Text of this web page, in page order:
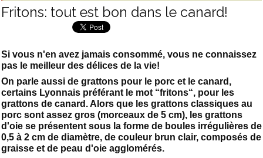
Fritons: tout est bon dans le canard!
Si vous n'en avez jamais consommé, vous ne connaissez
pas le meilleur des délices de la vie!
On parle aussi de grattons pour le porc et le canard,
certains Lyonnais préférant le mot “fritons“, pour les
grattons de canard. Alors que les grattons classiques au
porc sont assez gros (morceaux de 5 cm), les grattons
d'oie se présentent sous la forme de boules irrégulières de
0,5 à 2 cm de diamètre, de couleur brun clair, composés de
graisse et de peau d'oie agglomérés.